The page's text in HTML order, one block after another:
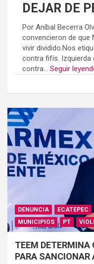
DEJAR DE
Por Aníbal Becerra
convencieron de que
vivir dividido.Nos
contra fifís. Izquierda
contra... Seguir
DENUNCIA ECATEPEC
MUNICIPIOS
PT
TEEM DETERMINA
PARA